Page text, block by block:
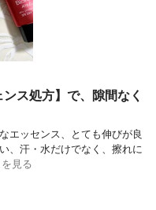
ス処方】で、隙間なく
エッセンス、とても伸びが良
、汗・水だけでなく、擦れに
見る